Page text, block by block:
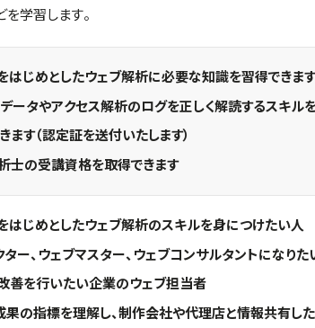
学習します。
はじめとしたウェブ解析に必要な知識を習得できます
ータやアクセス解析のログを正しく解読するスキル
ます（認定証を送付いたします）
士の受講資格を取得できます
はじめとしたウェブ解析のスキルを身につけたい人
ター、ウェブマスター、ウェブコンサルタントになりた
善を行いたい企業のウェブ担当者
果の指標を理解し、制作会社や代理店と情報共有し